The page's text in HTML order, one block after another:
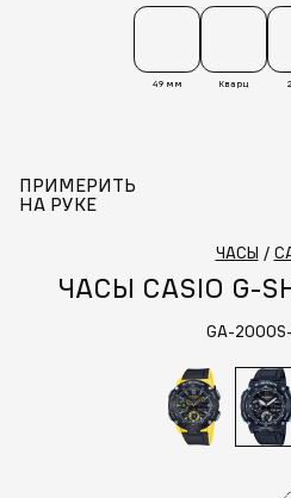
49 мм Кварц
ПРИМЕРИТЬ
НА РУКЕ
ЧАСЫ /
ЧАСЫ CASIO G-
GA-2000S-